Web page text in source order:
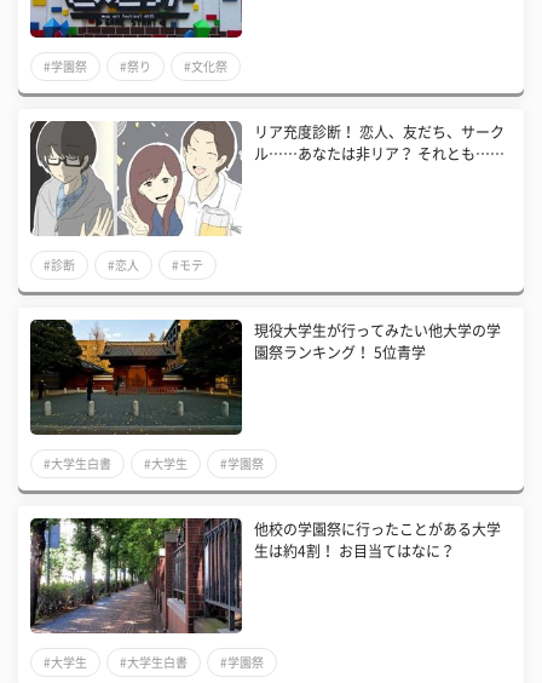
#学園祭 #祭り #文化祭
リア充度診断！ 恋人、友だち、サーク
ル……あなたは非リア？ それとも……
#診断 #恋人 #モテ
現役大学生が行ってみたい他大学の学
園祭ランキング！ 5位青学
#大学生白書 #大学生 #学園祭
他校の学園祭に行ったことがある大学
生は約4割！ お目当てはなに？
#大学生 #大学生白書 #学園祭